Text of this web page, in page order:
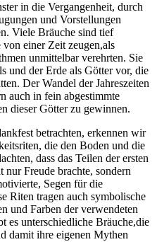
in die Vergangenheit,​ durch
und Vorstellungen
Viele Bräuche ⁣sind ‌tief
einer Zeit‍ zeugen,als
unmittelbar verehrten. Sie‌
und der Erde als ⁤Götter vor, die
Der Wandel der Jahreszeiten
auch in​ fein ⁤abgestimmte
dieser Götter zu gewinnen.
betrachten, erkennen wir
die‌ den ​Boden und die
dass das​ Teilen der ersten
Freude brachte, sondern
Segen für die
Riten tragen auch symbolische
​und Farben der verwendeten
es unterschiedliche Bräuche,die
damit ihre eigenen‌ Mythen